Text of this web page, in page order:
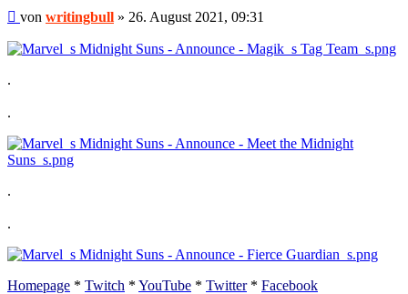
Beitrag
von writingbull » 26. August 2021, 09:31
.
.
.
.
Homepage * Twitch * YouTube * Twitter* Facebook